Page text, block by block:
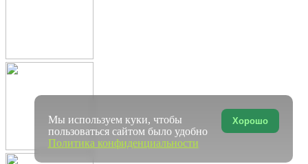
Хорошо
Мы используем куки, чтобы
пользоваться сайтом было удобно
Политика конфиденциальности